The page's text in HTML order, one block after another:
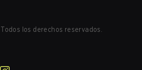
los derechos reservados.